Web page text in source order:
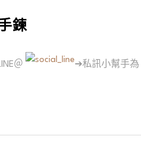
鍊
＠ ➔私訊小幫手為